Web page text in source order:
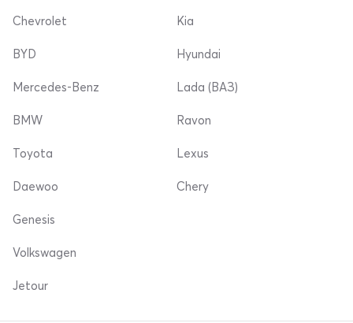
Chevrolet
BYD
Mercedes-Benz
Kia
Hyundai
Lada (ВАЗ)
BMW
Toyota
Daewoo
Ravon
Lexus
Chery
Genesis
Volkswagen
Jetour